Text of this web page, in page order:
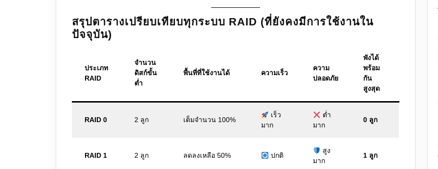
สรุปตารางเปรียบเทียบทุกระบบ RAID (ที่ยังคงมีการใช้งานใน
ปัจจุบัน)
ประเภท
RAID
จำนวน
ดิสก์ขั้น
ต่ำ
พื้นที่ที่ใช้งานได้ ความเร็ว
ความ
ปลอดภัย
พังได้
พร้อม
กัน
สูงสุด
RAID 0 2 ลูก เต็มจำนวน 100%
เร็ว
มาก
ต่ำ
มาก
0 ลูก
RAID 1 2 ลูก ลดลงเหลือ 50% ปกติ
สูง
มาก
1 ลูก